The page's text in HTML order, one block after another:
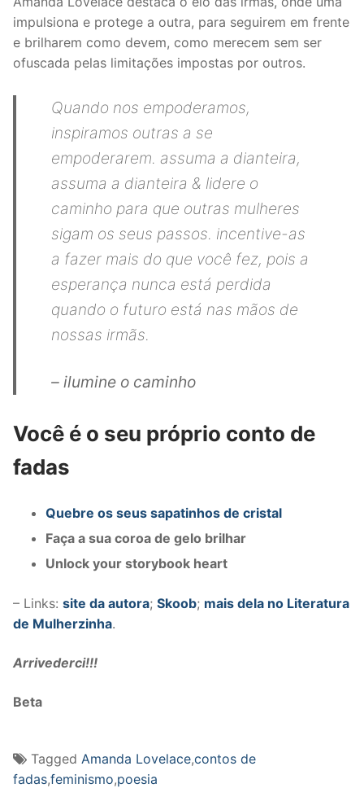
impulsiona e protege a outra, para seguirem em frente
e brilharem como devem, como merecem sem ser
ofuscada pelas limitações impostas por outros.
Quando nos empoderamos,
inspiramos outras a se
empoderarem. assuma a dianteira,
assuma a dianteira & lidere o
caminho para que outras mulheres
sigam os seus passos. incentive-as
a fazer mais do que você fez, pois a
esperança nunca está perdida
quando o futuro está nas mãos de
nossas irmãs.
– ilumine o caminho
Você é o seu próprio conto de
fadas
Quebre os seus sapatinhos de cristal
Faça a sua coroa de gelo brilhar
Unlock your storybook heart
– Links: site da autora; Skoob; mais dela no Literatura
de Mulherzinha.
Arrivederci!!!
Beta
Tagged Amanda Lovelace,contos de
fadas,feminismo,poesia